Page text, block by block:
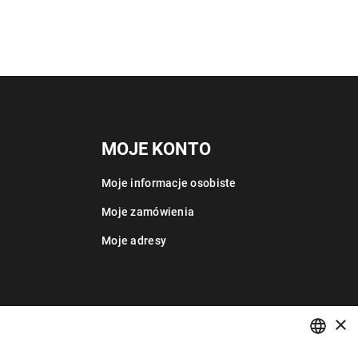
MOJE KONTO
Moje informacje osobiste
Moje zamówienia
Moje adresy
×